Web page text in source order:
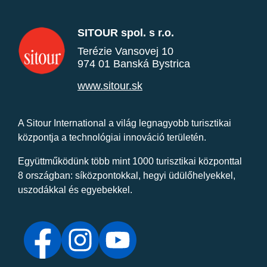
SITOUR spol. s r.o.
Terézie Vansovej 10
974 01 Banská Bystrica
www.sitour.sk
A Sitour International a világ legnagyobb turisztikai
központja a technológiai innováció területén.
Együttműködünk több mint 1000 turisztikai központtal
8 országban: síközpontokkal, hegyi üdülőhelyekkel,
uszodákkal és egyebekkel.